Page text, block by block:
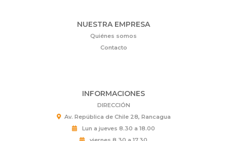
NUESTRA EMPRESA
Quiénes somos
Contacto
INFORMACIONES
DIRECCIÓN
Av. República de Chile 28, Rancagua
Lun a jueves 8.30 a 18.00